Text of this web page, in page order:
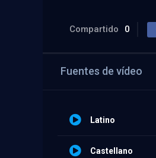
Compartido 0
Fuentes de vídeo
Latino
Castellano